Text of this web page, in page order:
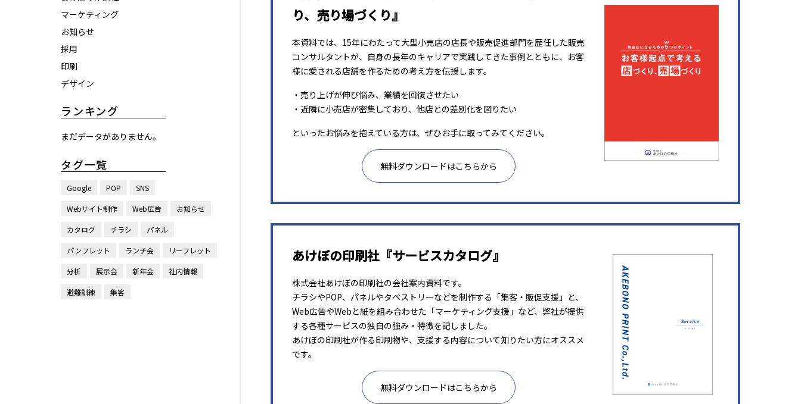
マーケティング
お知らせ
採用
印刷
デザイン
ランキング
まだデータがありません。
タグ一覧
Google POP SNS
Webサイト制作 Web広告 お知らせ
カタログ チラシ パネル
パンフレット ランチ会 リーフレット
分析 展示会 新年会 社内情報
避難訓練 集客
り、売り場づくり』
本資料では、15年にわたって大型小売店の店長や販売促進部門を歴任した販売
コンサルタントが、自身の長年のキャリアで実践してきた事例とともに、お客
様に愛される店舗を作るための考え方を伝授します。
・売り上げが伸び悩み、業績を回復させたい
・近隣に小売店が密集しており、他店との差別化を図りたい
といったお悩みを抱えている方は、ぜひお手に取ってみてください。
無料ダウンロードはこちらから
あけぼの印刷社『サービスカタログ』
株式会社あけぼの印刷社の会社案内資料です。
チラシやPOP、パネルやタペストリーなどを制作する「集客・販促支援」と、
Web広告やWebと紙を組み合わせた「マーケティング支援」など、弊社が提供
する各種サービスの独自の強み・特徴を記しました。
あけぼの印刷社が作る印刷物や、支援する内容について知りたい方にオススメ
です。
無料ダウンロードはこちらから